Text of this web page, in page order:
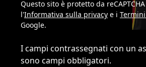
Questo sito è protetto da
l'Informativa sulla privacy e i
Google.
I campi contrassegnati con un
sono campi obbligatori.